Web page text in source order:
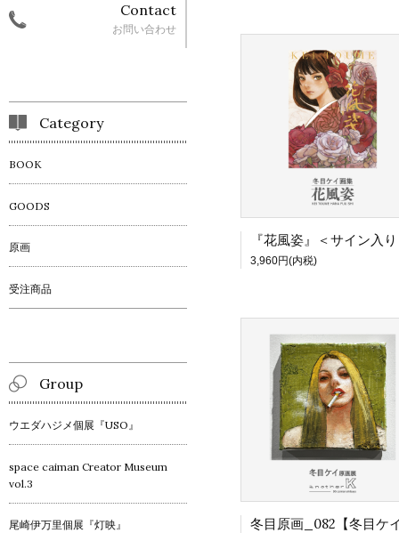
3,960円(内税)
Contact
お問い合わせ
Category
BOOK
GOODS
原画
受注商品
Group
ウエダハジメ個展『USO』
space caiman Creator Museum
vol.3
尾崎伊万里個展『灯映』